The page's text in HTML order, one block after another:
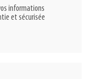
informations
et sécurisée